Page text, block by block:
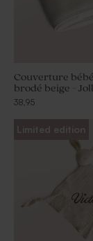
Couverture
brodé beige -
38,95
Limited edition